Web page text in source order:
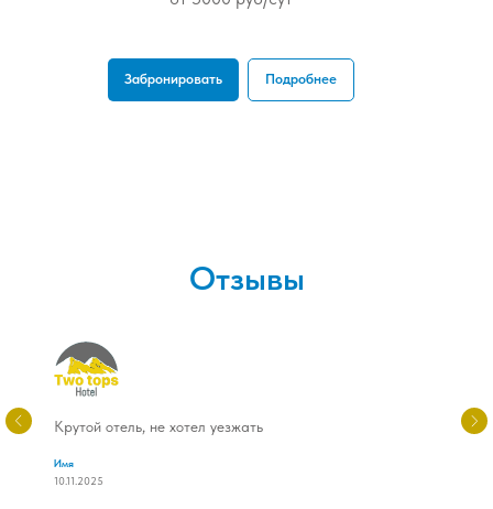
Забронировать Подробнее
Отзывы
Крутой отель, не хотел уезжать
Имя
10.11.2025